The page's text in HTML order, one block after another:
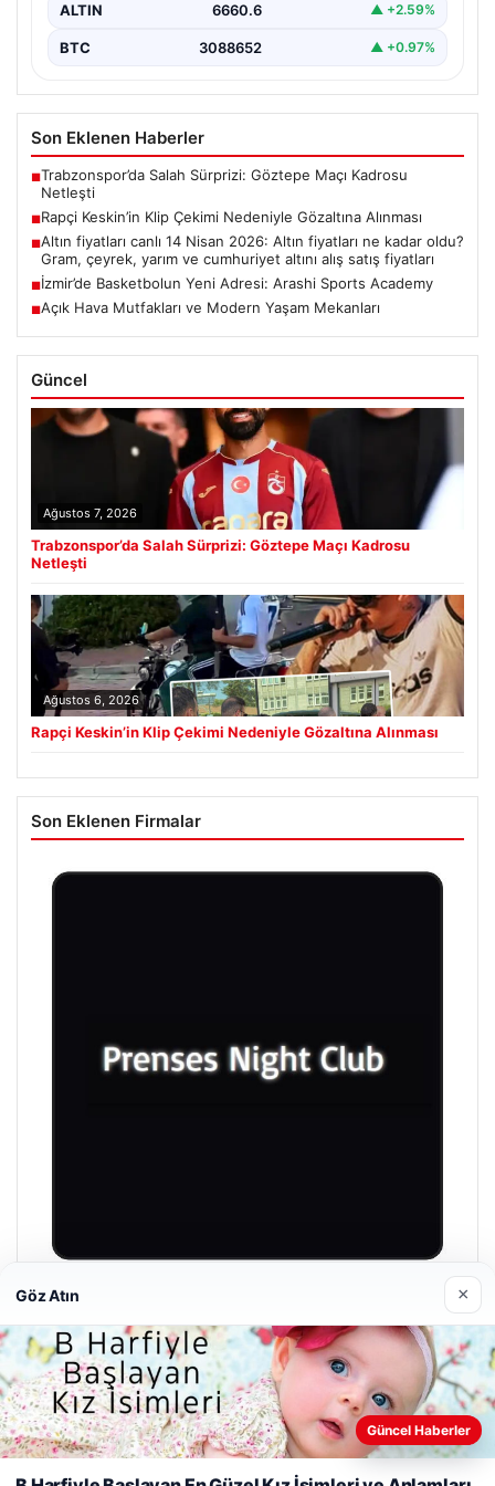
ALTIN 6660.6 ▲ +2.59%
BTC 3088652 ▲ +0.97%
Son Eklenen Haberler
■Trabzonspor’da Salah Sürprizi: Göztepe Maçı Kadrosu
Netleşti
■Rapçi Keskin’in Klip Çekimi Nedeniyle Gözaltına Alınması
■Altın fiyatları canlı 14 Nisan 2026: Altın fiyatları ne kadar oldu?
Gram, çeyrek, yarım ve cumhuriyet altını alış satış fiyatları
■İzmir’de Basketbolun Yeni Adresi: Arashi Sports Academy
■Açık Hava Mutfakları ve Modern Yaşam Mekanları
Güncel
Ağustos 7, 2026
Trabzonspor’da Salah Sürprizi: Göztepe Maçı Kadrosu
Netleşti
Ağustos 6, 2026
Rapçi Keskin’in Klip Çekimi Nedeniyle Gözaltına Alınması
Son Eklenen Firmalar
Prenses Night Club
Nisan 29, 2026
Web sitemizi nasıl kullandığınızı daha iyi anlayabilmek,
deneyiminizi kişiselleştirmek ve geliştirmek amacıyla çerezler
Göz Atın ×
Güncel Haberler